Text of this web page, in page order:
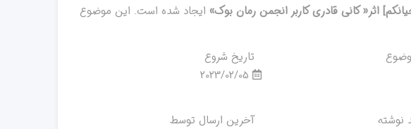
اثر« کانی قادری کاربر انجمن رمان بوک»
ایجاد شده است. این موضوع
تاریخ شروع
2023/02/05
نوشته آخرین ارسال توسط